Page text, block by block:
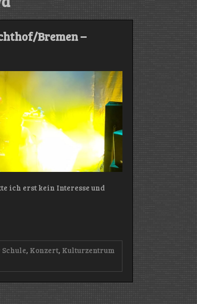
Bremen –
ich erst kein Interesse und
, Konzert, Kulturzentrum